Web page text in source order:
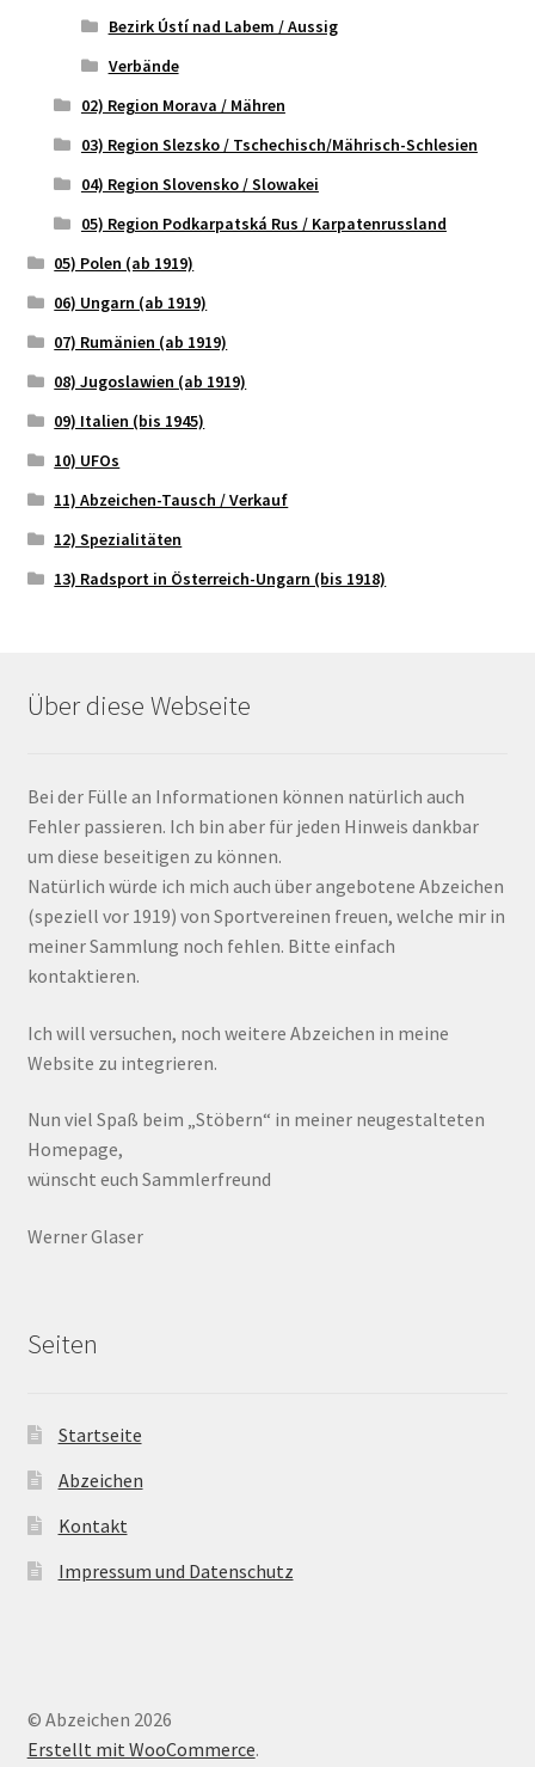
Bezirk Ústí nad Labem / Aussig
Verbände
02) Region Morava / Mähren
03) Region Slezsko / Tschechisch/Mährisch-Schlesien
04) Region Slovensko / Slowakei
05) Region Podkarpatská Rus / Karpatenrussland
05) Polen (ab 1919)
06) Ungarn (ab 1919)
07) Rumänien (ab 1919)
08) Jugoslawien (ab 1919)
09) Italien (bis 1945)
10) UFOs
11) Abzeichen-Tausch / Verkauf
12) Spezialitäten
13) Radsport in Österreich-Ungarn (bis 1918)
Über diese Webseite
Bei der Fülle an Informationen können natürlich auch
Fehler passieren. Ich bin aber für jeden Hinweis dankbar
um diese beseitigen zu können.
Natürlich würde ich mich auch über angebotene Abzeichen
(speziell vor 1919) von Sportvereinen freuen, welche mir in
meiner Sammlung noch fehlen. Bitte einfach
kontaktieren.
Ich will versuchen, noch weitere Abzeichen in meine
Website zu integrieren.
Nun viel Spaß beim „Stöbern“ in meiner neugestalteten
Homepage,
wünscht euch Sammlerfreund
Werner Glaser
Seiten
Startseite
Abzeichen
Kontakt
Impressum und Datenschutz
© Abzeichen 2026
Erstellt mit WooCommerce.